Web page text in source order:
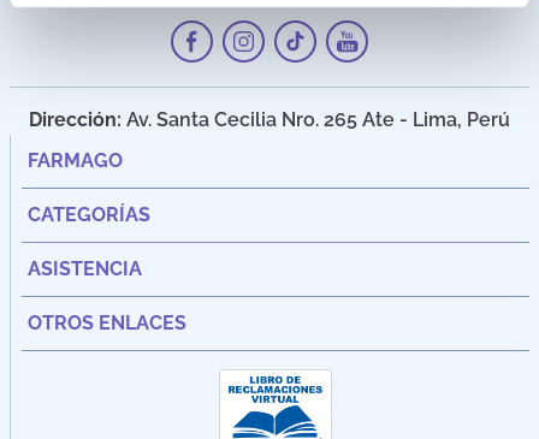
Dirección: Av. Santa Cecilia Nro. 265 Ate - Lima, Perú
FARMAGO
CATEGORÍAS
ASISTENCIA
OTROS ENLACES